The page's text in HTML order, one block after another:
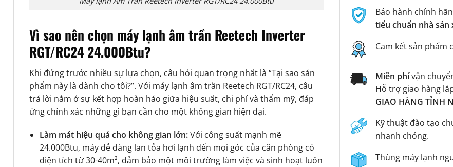
Vì sao nên chọn máy lạnh âm trần Reetech Inverter
RGT/RC24 24.000Btu?
Khi đứng trước nhiều sự lựa chọn, câu hỏi quan trọng nhất là “Tại sao sản
phẩm này là dành cho tôi?”. Với máy lạnh âm trần Reetech RGT/RC24, câu
trả lời nằm ở sự kết hợp hoàn hảo giữa hiệu suất, chi phí và thẩm mỹ, đáp
ứng chính xác những gì bạn cần cho một không gian hiện đại.
Làm mát hiệu quả cho không gian lớn:Với công suất mạnh mẽ
24.000Btu, máy dễ dàng lan tỏa hơi lạnh đến mọi góc của căn phòng có
diện tích từ 30-40m², đảm bảo một môi trường làm việc và sinh hoạt luôn
Bảo hành chính
tiểu chuẩn nhà sản
Cam kết sản phẩm
Miễn phívận
Hỗ trợ giao hàng
GIAO HÀNG TỈNH
Kỹ thuật đào tạo
nhanh chóng.
Thùng máy lạnh